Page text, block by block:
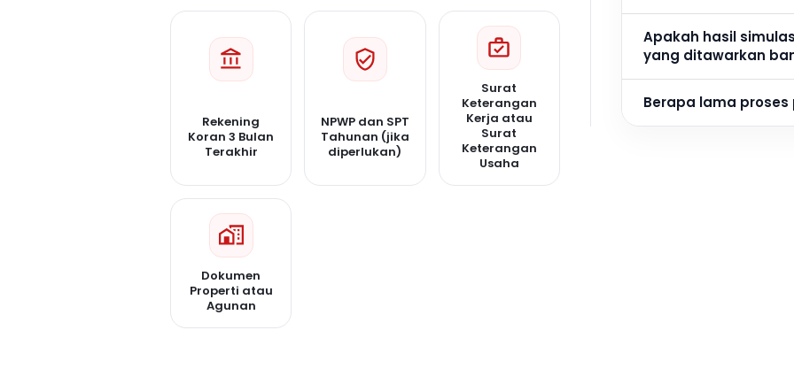
Rekening
Koran 3 Bulan
Terakhir
NPWP dan SPT
Tahunan (jika
diperlukan)
Surat
Keterangan
Kerja atau
Surat
Keterangan
Usaha
Dokumen
Properti atau
Agunan
Apakah hasil
yang ditawarkan
Berapa lama proses